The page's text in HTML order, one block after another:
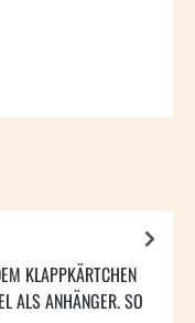
KLAPPKÄRTCHEN
ALS ANHÄNGER. SO